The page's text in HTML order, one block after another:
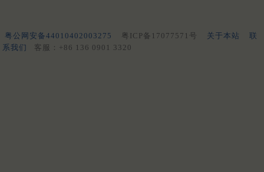
粤公网安备44010402003275 粤ICP备17077571号 关于本站
联
系我们
客服：+86 136 0901 3320